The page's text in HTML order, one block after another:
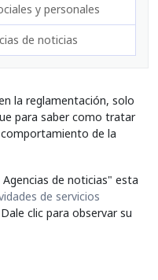
y personales
de noticias
la reglamentación, solo
para saber como tratar
de la
de noticias" esta
de servicios
Dale clic para observar su